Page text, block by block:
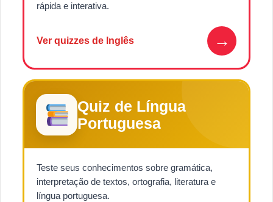
rápida e interativa.
Ver quizzes de Inglês →
Quiz de Língua
Portuguesa
Teste seus conhecimentos sobre gramática,
interpretação de textos, ortografia, literatura e
língua portuguesa.